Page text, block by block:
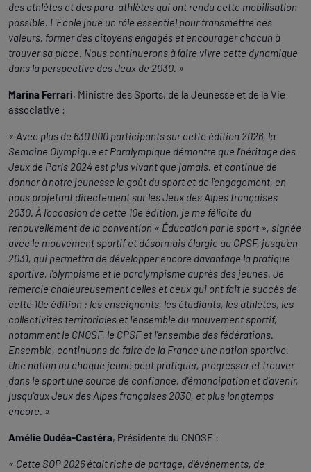
des athlètes et des para-athlètes qui ont rendu cette mobilisation
possible. L'École joue un rôle essentiel pour transmettre ces
valeurs, former des citoyens engagés et encourager chacun à
trouver sa place. Nous continuerons à faire vivre cette dynamique
dans la perspective des Jeux de 2030. »
Marina Ferrari, Ministre des Sports, de la Jeunesse et de la Vie
associative :
« Avec plus de 630 000 participants sur cette édition 2026, la
Semaine Olympique et Paralympique démontre que l'héritage des
Jeux de Paris 2024 est plus vivant que jamais, et continue de
donner à notre jeunesse le goût du sport et de l'engagement, en
nous projetant directement sur les Jeux des Alpes françaises
2030. À l'occasion de cette 10e édition, je me félicite du
renouvellement de la convention « Éducation par le sport », signée
avec le mouvement sportif et désormais élargie au CPSF, jusqu'en
2031, qui permettra de développer encore davantage la pratique
sportive, l'olympisme et le paralympisme auprès des jeunes. Je
remercie chaleureusement celles et ceux qui ont fait le succès de
cette 10e édition : les enseignants, les étudiants, les athlètes, les
collectivités territoriales et l'ensemble du mouvement sportif,
notamment le CNOSF, le CPSF et l'ensemble des fédérations.
Ensemble, continuons de faire de la France une nation sportive.
Une nation où chaque jeune peut pratiquer, progresser et trouver
dans le sport une source de confiance, d'émancipation et d'avenir,
jusqu'aux Jeux des Alpes françaises 2030, et plus longtemps
encore. »
Amélie Oudéa-Castéra, Présidente du CNOSF :
« Cette SOP 2026 était riche de partage, d'événements, de